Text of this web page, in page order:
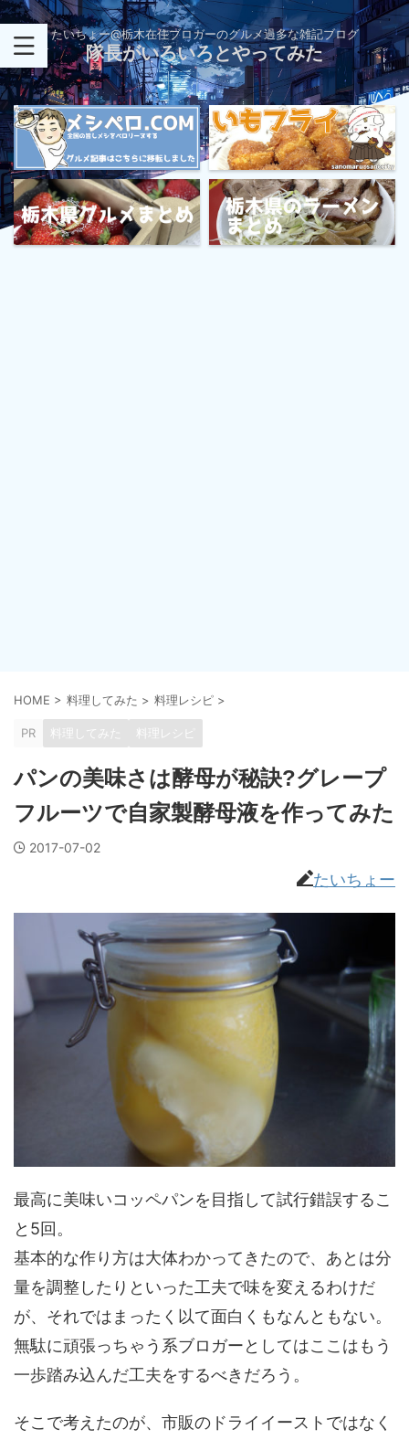
たいちょー@栃木在住ブロガーのグルメ過多な雑記ブログ
隊長がいろいろとやってみた
HOME > 料理してみた > 料理レシピ >
PR 料理してみた 料理レシピ
パンの美味さは酵母が秘訣?グレープ
フルーツで自家製酵母液を作ってみた
2017-07-02
たいちょー
最高に美味いコッペパンを目指して試行錯誤するこ
と5回。
基本的な作り方は大体わかってきたので、あとは分
量を調整したりといった工夫で味を変えるわけだ
が、それではまったく以て面白くもなんともない。
無駄に頑張っちゃう系ブロガーとしてはここはもう
一歩踏み込んだ工夫をするべきだろう。
そこで考えたのが、市販のドライイーストではなく